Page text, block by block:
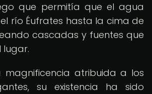
que permitía que el agua
río Éufrates hasta la cima de
cascadas y fuentes que
lugar.
atribuida a los
su existencia ha sido